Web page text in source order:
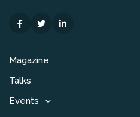
Magazine
Talks
Events